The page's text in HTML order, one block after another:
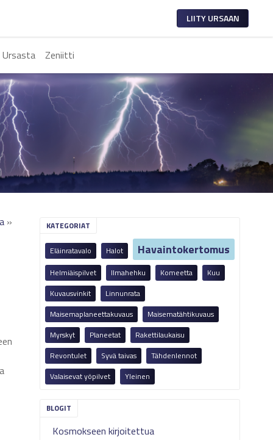
LIITY URSAAN
Zeniitti
KATEGORIAT
Eläinratavalo Halot Havaintokertomus
Helmiäispilvet Ilmahehku Komeetta
Kuu
Kuvausvinkit
Linnunrata
Maisemaplaneettakuvaus
Maisematähtikuvaus
Myrskyt
Planeetat
Rakettilaukaisu
Revontulet
Syvä taivas
Tähdenlennot
Valaisevat yöpilvet
Yleinen
Kosmokseen kirjoitettua
»